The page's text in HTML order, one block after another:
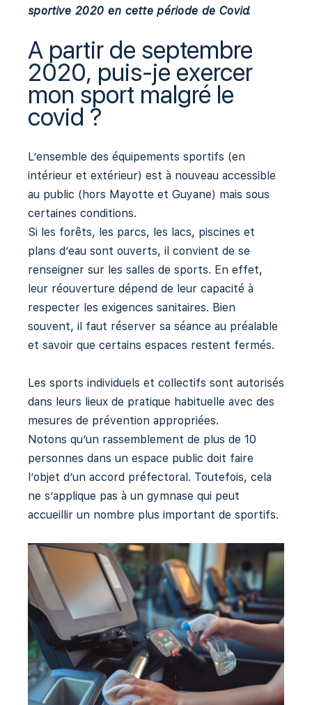
sportive 2020 en cette période de Covid.
A partir de septembre
2020, puis-je exercer
mon sport malgré le
covid ?
L’ensemble des équipements sportifs (en
intérieur et extérieur) est à nouveau accessible
au public (hors Mayotte et Guyane) mais sous
certaines conditions.
Si les forêts, les parcs, les lacs, piscines et
plans d’eau sont ouverts, il convient de se
renseigner sur les salles de sports. En effet,
leur réouverture dépend de leur capacité à
respecter les exigences sanitaires. Bien
souvent, il faut réserver sa séance au préalable
et savoir que certains espaces restent fermés.
Les sports individuels et collectifs sont autorisés
dans leurs lieux de pratique habituelle avec des
mesures de prévention appropriées.
Notons qu’un rassemblement de plus de 10
personnes dans un espace public doit faire
l’objet d’un accord préfectoral. Toutefois, cela
ne s’applique pas à un gymnase qui peut
accueillir un nombre plus important de sportifs.